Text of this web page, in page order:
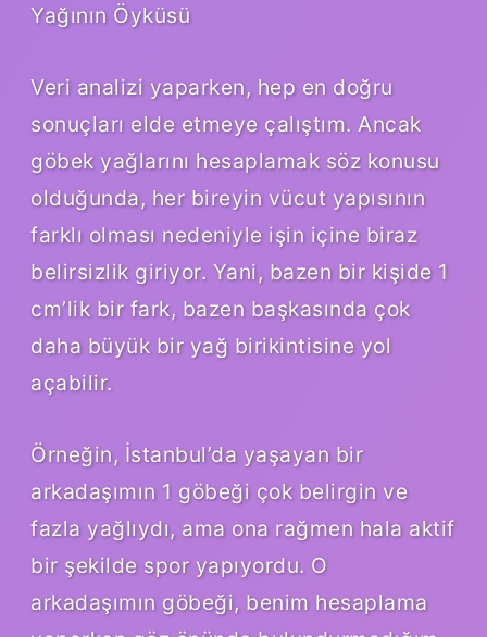
Yağının Öyküsü
Veri analizi yaparken, hep en doğru
sonuçları elde etmeye çalıştım. Ancak
göbek yağlarını hesaplamak söz konusu
olduğunda, her bireyin vücut yapısının
farklı olması nedeniyle işin içine biraz
belirsizlik giriyor. Yani, bazen bir kişide 1
cm’lik bir fark, bazen başkasında çok
daha büyük bir yağ birikintisine yol
açabilir.
Örneğin, İstanbul’da yaşayan bir
arkadaşımın 1 göbeği çok belirgin ve
fazla yağlıydı, ama ona rağmen hala aktif
bir şekilde spor yapıyordu. O
arkadaşımın göbeği, benim hesaplama